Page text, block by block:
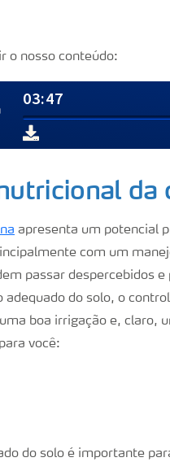
o nosso conteúdo:
da
apresenta um potencial
com um
passar despercebidos
adequado do solo, o
boa irrigação e, claro,
você:
do solo é importante